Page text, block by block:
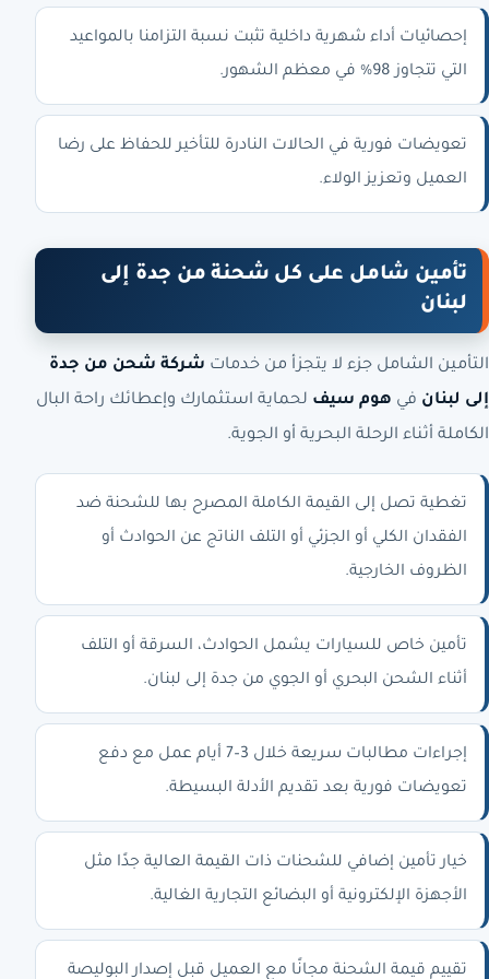
إحصائيات أداء شهرية داخلية تثبت نسبة التزامنا بالمواعيد
التي تتجاوز 98% في معظم الشهور.
تعويضات فورية في الحالات النادرة للتأخير للحفاظ على رضا
العميل وتعزيز الولاء.
تأمين شامل على كل شحنة من جدة إلى
لبنان
التأمين الشامل جزء لا يتجزأ من خدمات شركة شحن من جدة
إلى لبنان في هوم سيف لحماية استثمارك وإعطائك راحة البال
الكاملة أثناء الرحلة البحرية أو الجوية.
تغطية تصل إلى القيمة الكاملة المصرح بها للشحنة ضد
الفقدان الكلي أو الجزئي أو التلف الناتج عن الحوادث أو
الظروف الخارجية.
تأمين خاص للسيارات يشمل الحوادث، السرقة أو التلف
أثناء الشحن البحري أو الجوي من جدة إلى لبنان.
إجراءات مطالبات سريعة خلال 3–7 أيام عمل مع دفع
تعويضات فورية بعد تقديم الأدلة البسيطة.
خيار تأمين إضافي للشحنات ذات القيمة العالية جدًا مثل
الأجهزة الإلكترونية أو البضائع التجارية الغالية.
تقييم قيمة الشحنة مجانًا مع العميل قبل إصدار البوليصة